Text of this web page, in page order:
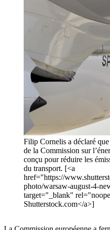
Filip Cornelis a déclaré
de la Commission sur
conçu pour réduire les
du transport. [<a
href="https://
photo/warsaw-august-4-
target="_blank"
Shutterstock.com</a>]